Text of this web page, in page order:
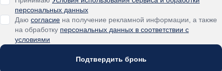
персональных данных
Даю согласие
на обработку персональных данных в соответствии с
условиями
Подтвердить бронь